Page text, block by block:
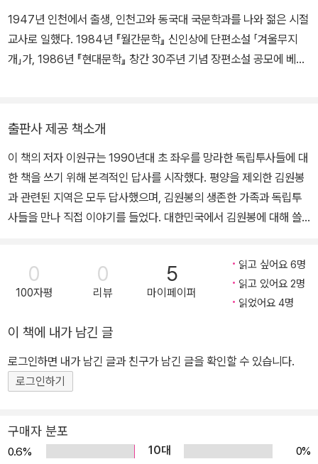
진격하겠습니다
1947년 인천에서 출생, 인천고와 동국대 국문학과를 나와 젊은 시절
교사로 일했다. 1984년 『월간문학』 신인상에 단편소설 「겨울무지
개」가, 1986년 『현대문학』 창간 30주년 기념 장편소설 공모에 베트
지워진 의열단・조선의용대 등 민족혁명과 독립전쟁 자료를 찾고 중
국・러시아 현장을 여러 차례 답사해 신문에 르포를 연재하고 민족운
동가들의 평전을 썼다. 창작집 『침묵의 섬』, 『깊고 긴 골짜기』, 『천사
의 날개』, 『펠리컨의 날개』, 장편소설 『훈장과 굴레』, 『황해』, 『마지막
무관생도들』, 대하소설 『누가 이 땅에 사람이 없다하랴 1-9』 등, 르포
었소』(공저), 평전 『약산 김원봉』, 『김산 평전』, 『조봉암 평전』, 『김경
천 평전』, 일제강점기 무관 15인 약전 『애국인가 친일인가』, 『민족혁
명가 김원봉』 등을 출간했다. 대한민국문학상 신인상, 박영준문학상,
대 겸임교수로서 10여 년간 소설과 논픽션을 강의했다.
출판사 제공 책소개
이 책의 저자 이원규는 1990년대 초 좌우를 망라한 독립투사들에 대
한 책을 쓰기 위해 본격적인 답사를 시작했다. 평양을 제외한 김원봉
과 관련된 지역은 모두 답사했으며, 김원봉의 생존한 가족과 독립투
사들을 만나 직접 이야기를 들었다. 대한민국에서 김원봉에 대해 쓸
해 일부는 소설의 형식을 취했지만 허구가 아닌 자료나 증언을 바탕
으로 한 소설적 상상력이다. 이를 통해 독자는 쉽고 재미있게 주인공
김원봉과 독립투사들의 세밀한 심리와 인간적 면모를 느낄 수 있다.
가 역사에 묻힌 독립투사들의 참모습을 세상에 드러내기 위해 고군분
투한 30여 년의 기록이다. 이념에 좌우되지 않고 최대한 검증된 자료
와 증언으로 객관성을 유지했다. 아직 가보지 못한 북한 답사와 김원
봉에 대한 북한 측 자료를 찾는 일이 숙제처럼 남았지만 저자는 자신
모든 것을 쏟아 한 권의 책에 담았다. 앞으로 통일된 나라에서 이 책이
작은 발판이 되어 독립투사들이 정당한 역사적 평가를 받고 우리역사
0
100자평
0
리뷰
5
마이페이퍼
읽고 싶어요 6명
읽고 있어요 2명
읽었어요 4명
이 책에 내가 남긴 글
로그인하면 내가 남긴 글과 친구가 남긴 글을 확인할 수 있습니다.
로그인하기
구매자 분포
0.6% 10대 0%